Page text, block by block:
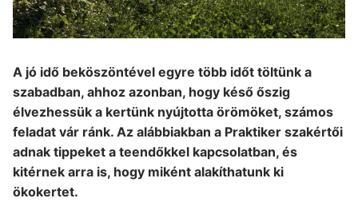
A jó idő beköszöntével egyre több időt töltünk a
szabadban, ahhoz azonban, hogy késő őszig
élvezhessük a kertünk nyújtotta örömöket, számos
feladat vár ránk. Az alábbiakban a Praktiker szakértői
adnak tippeket a teendőkkel kapcsolatban, és
kitérnek arra is, hogy miként alakíthatunk ki
ökokertet.